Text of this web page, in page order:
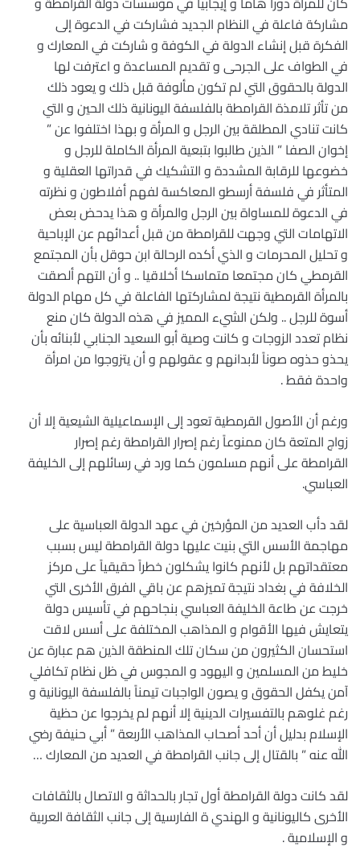
مشاركة فاعلة في النظام الجديد فشاركت في الدعوة إلى
الفكرة قبل إنشاء الدولة في الكوفة و شاركت في المعارك و
في الطواف على الجرحى و تقديم المساعدة و اعترفت لها
الدولة بالحقوق التي لم تكون مألوفة قبل ذلك و يعود ذلك
من تأثر تلامذة القرامطة بالفلسفة اليونانية ذلك الحين و التي
كانت تنادي المطلقة بين الرجل و المرأة و بهذا اختلفوا عن ”
إخوان الصفا ” الذين طالبوا بتبعية المرأة الكاملة للرجل و
خضوعها للرقابة المشددة و التشكيك في قدراتها العقلية و
المتأثر في فلسفة أرسطو المعاكسة لفهم أفلاطون و نظرته
في الدعوة للمساواة بين الرجل والمرأة و هذا يدحض بعض
الاتهامات التي وجهت للقرامطة من قبل أعدائهم عن الإباحية
و تحليل المحرمات و الذي أكده الرحالة ابن حوقل بأن المجتمع
القرمطي كان مجتمعا متماسكا أخلاقيا .. و أن التهم ألصقت
بالمرأة القرمطية نتيجة لمشاركتها الفاعلة في كل مهام الدولة
أسوة للرجل .. ولكن الشيء المميز في هذه الدولة كان منع
نظام تعدد الزوجات و كانت وصية أبو السعيد الجنابي لأبنائه بأن
يحذو حذوه صوناً لأبدانهم و عقولهم و أن يتزوجوا من امرأة
واحدة فقط .
ورغم أن الأصول القرمطية تعود إلى الإسماعيلية الشيعية إلا أن
زواج المتعة كان ممنوعاً رغم إصرار القرامطة رغم إصرار
القرامطة على أنهم مسلمون كما ورد في رسائلهم إلى الخليفة
العباسي.
لقد دأب العديد من المؤرخين في عهد الدولة العباسية على
مهاجمة الأسس التي بنيت عليها دولة القرامطة ليس بسبب
معتقداتهم بل لأنهم كانوا يشكلون خطراً حقيقياً على مركز
الخلافة في بغداد نتيجة تميزهم عن باقي الفرق الأخرى التي
خرجت عن طاعة الخليفة العباسي بنجاحهم في تأسيس دولة
يتعايش فيها الأقوام و المذاهب المختلفة على أسس لاقت
استحسان الكثيرون من سكان تلك المنطقة الذين هم عبارة عن
خليط من المسلمين و اليهود و المجوس في ظل نظام تكافلي
آمن يكفل الحقوق و يصون الواجبات تيمناً بالفلسفة اليونانية و
رغم غلوهم بالتفسيرات الدينية إلا أنهم لم يخرجوا عن حظية
الإسلام بدليل أن أحد أصحاب المذاهب الأربعة ” أبي حنيفة رضي
الله عنه ” بالقتال إلى جانب القرامطة في العديد من المعارك …
لقد كانت دولة القرامطة أول تجار بالحداثة و الاتصال بالثقافات
الأخرى كاليونانية و الهندي ة الفارسية إلى جانب الثقافة العربية
و الإسلامية .